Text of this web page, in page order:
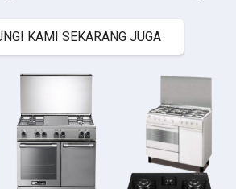
KAMI SEKARANG JUGA